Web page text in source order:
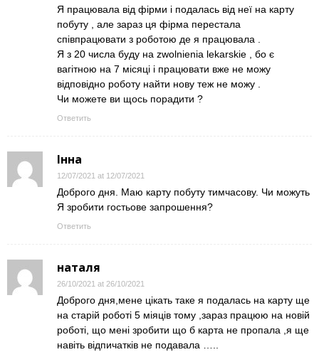
Я працювала від фірми і подалась від неї на карту
побуту , але зараз ця фірма перестала
співпрацювати з роботою де я працювала .
Я з 20 числа буду на zwolnienia lekarskie , бо є
вагітною на 7 місяці і працювати вже не можу
відповідно роботу найти нову теж не можу .
Чи можете ви щось порадити ?
Ответить
Інна
12/07/2021 at 12/07/2021
Доброго дня. Маю карту побуту тимчасову. Чи можуть
Я зробити гостьове запрошення?
Ответить
наталя
26/10/2021 at 26/10/2021
Доброго дня,мене цікать таке я подалась на карту ще
на старій роботі 5 міяців тому ,зараз працюю на новій
роботі, що мені зробити що б карта не пропала ,я ще
навіть відпичатків не подавала …..